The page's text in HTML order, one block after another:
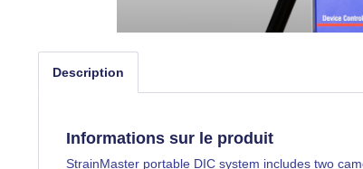
Description
Informations sur le produit
StrainMaster portable DIC system includes two